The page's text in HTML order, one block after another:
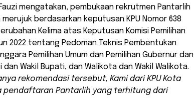
mengatakan, pembukaan rekrutmen Pantarlih
berdasarkan keputusan KPU Nomor 638
Kelima atas Keputusan Komisi Pemilihan
2022 tentang Pedoman Teknis Pembentukan
Pemilihan Umum dan Pemilihan Gubernur dan
dan Wakil Bupati, dan Walikota dan Wakil Walikota.
rekomendasi tersebut, Kami dari KPU Kota
pendaftaran Pantarlih yang terhitung dari